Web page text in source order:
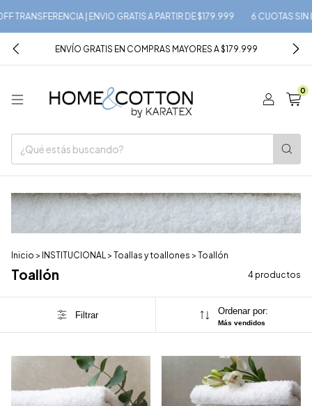
| ENVIO GRATIS A PARTIR DE $179.999 6 CUOTAS SIN
ENVÍO GRATIS EN COMPRAS MAYORES A $179.999
0
Inicio > INSTITUCIONAL > Toallas y toallones > Toallón
Toallón 4 productos
Filtrar Ordenar por:
Más vendidos